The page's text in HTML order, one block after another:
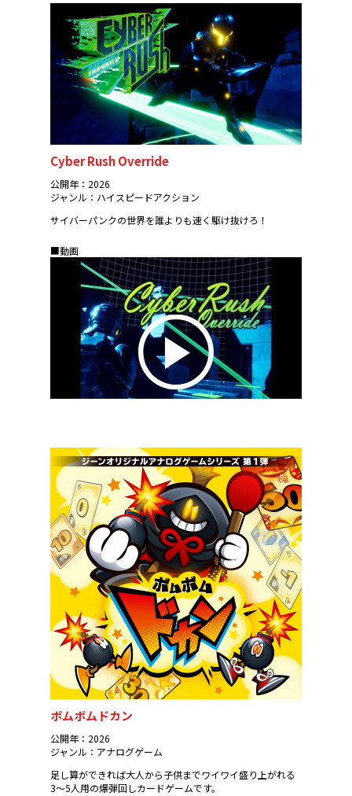
Cyber Rush Override
公開年：2026
ジャンル：ハイスピードアクション
サイバーパンクの世界を誰よりも速く駆け抜けろ！
■動画
ボムボムドカン
公開年：2026
ジャンル：アナログゲーム
足し算ができれば大人から子供までワイワイ盛り上がれる
3～5人用の爆弾回しカードゲームです。